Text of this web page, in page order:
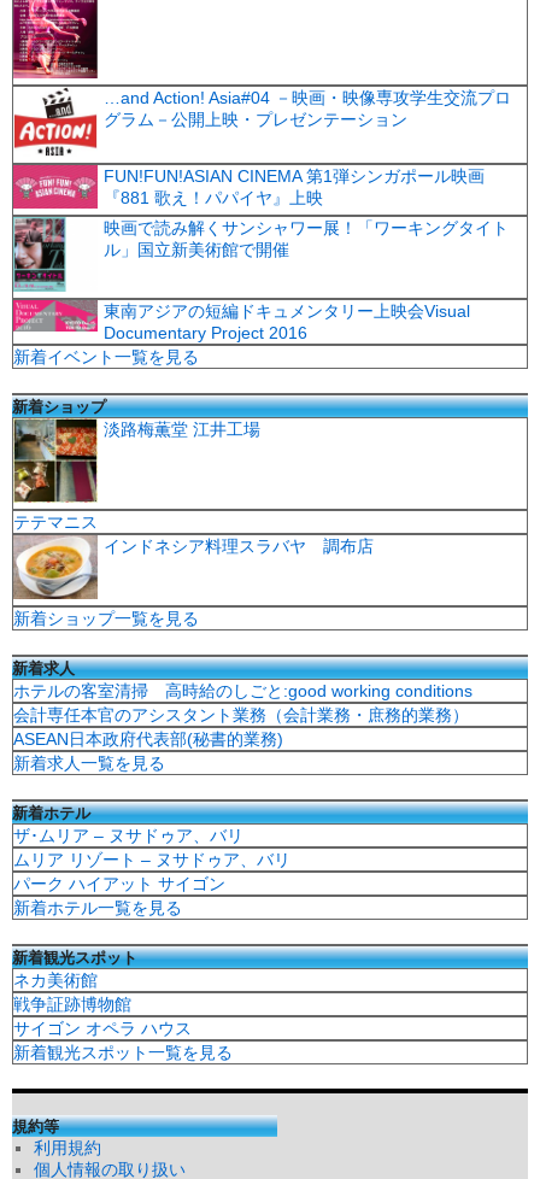
…and Action! Asia#04 －映画・映像専攻学生交流プロ
グラム－公開上映・プレゼンテーション
FUN!FUN!ASIAN CINEMA 第1弾シンガポール映画
『881 歌え！パパイヤ』上映
映画で読み解くサンシャワー展！「ワーキングタイト
ル」国立新美術館で開催
東南アジアの短編ドキュメンタリー上映会Visual
Documentary Project 2016
新着イベント一覧を見る
新着ショップ
淡路梅薫堂 江井工場
テテマニス
インドネシア料理スラバヤ 調布店
新着ショップ一覧を見る
新着求人
ホテルの客室清掃 高時給のしごと:good working conditions
会計専任本官のアシスタント業務（会計業務・庶務的業務）
ASEAN日本政府代表部(秘書的業務)
新着求人一覧を見る
新着ホテル
ザ･ムリア – ヌサドゥア、バリ
ムリア リゾート – ヌサドゥア、バリ
パーク ハイアット サイゴン
新着ホテル一覧を見る
新着観光スポット
ネカ美術館
戦争証跡博物館
サイゴン オペラ ハウス
新着観光スポット一覧を見る
規約等
利用規約
個人情報の取り扱い